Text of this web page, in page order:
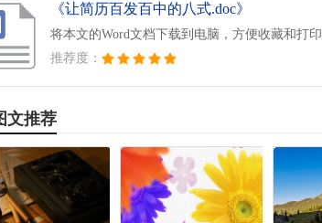
《让简历百发百中的八式.doc》
将本文的Word文档下载到电脑，方便收藏和打印
推荐度：
文推荐